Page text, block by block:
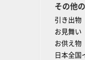
その他
引き出物
お見舞い
お供え物
日本全国